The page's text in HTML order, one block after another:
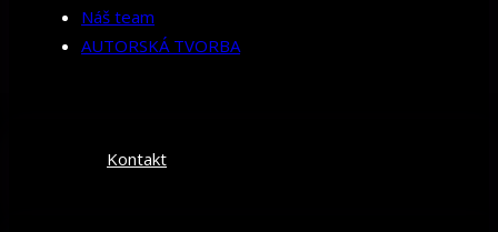
Náš team
AUTORSKÁ TVORBA
Kontakt